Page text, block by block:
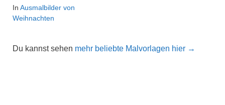
In Ausmalbilder von
Weihnachten
Du kannst sehen mehr beliebte Malvorlagen hier →